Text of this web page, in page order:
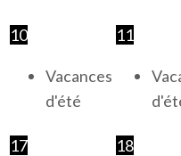
10
Vacances
d'été
11
17 18